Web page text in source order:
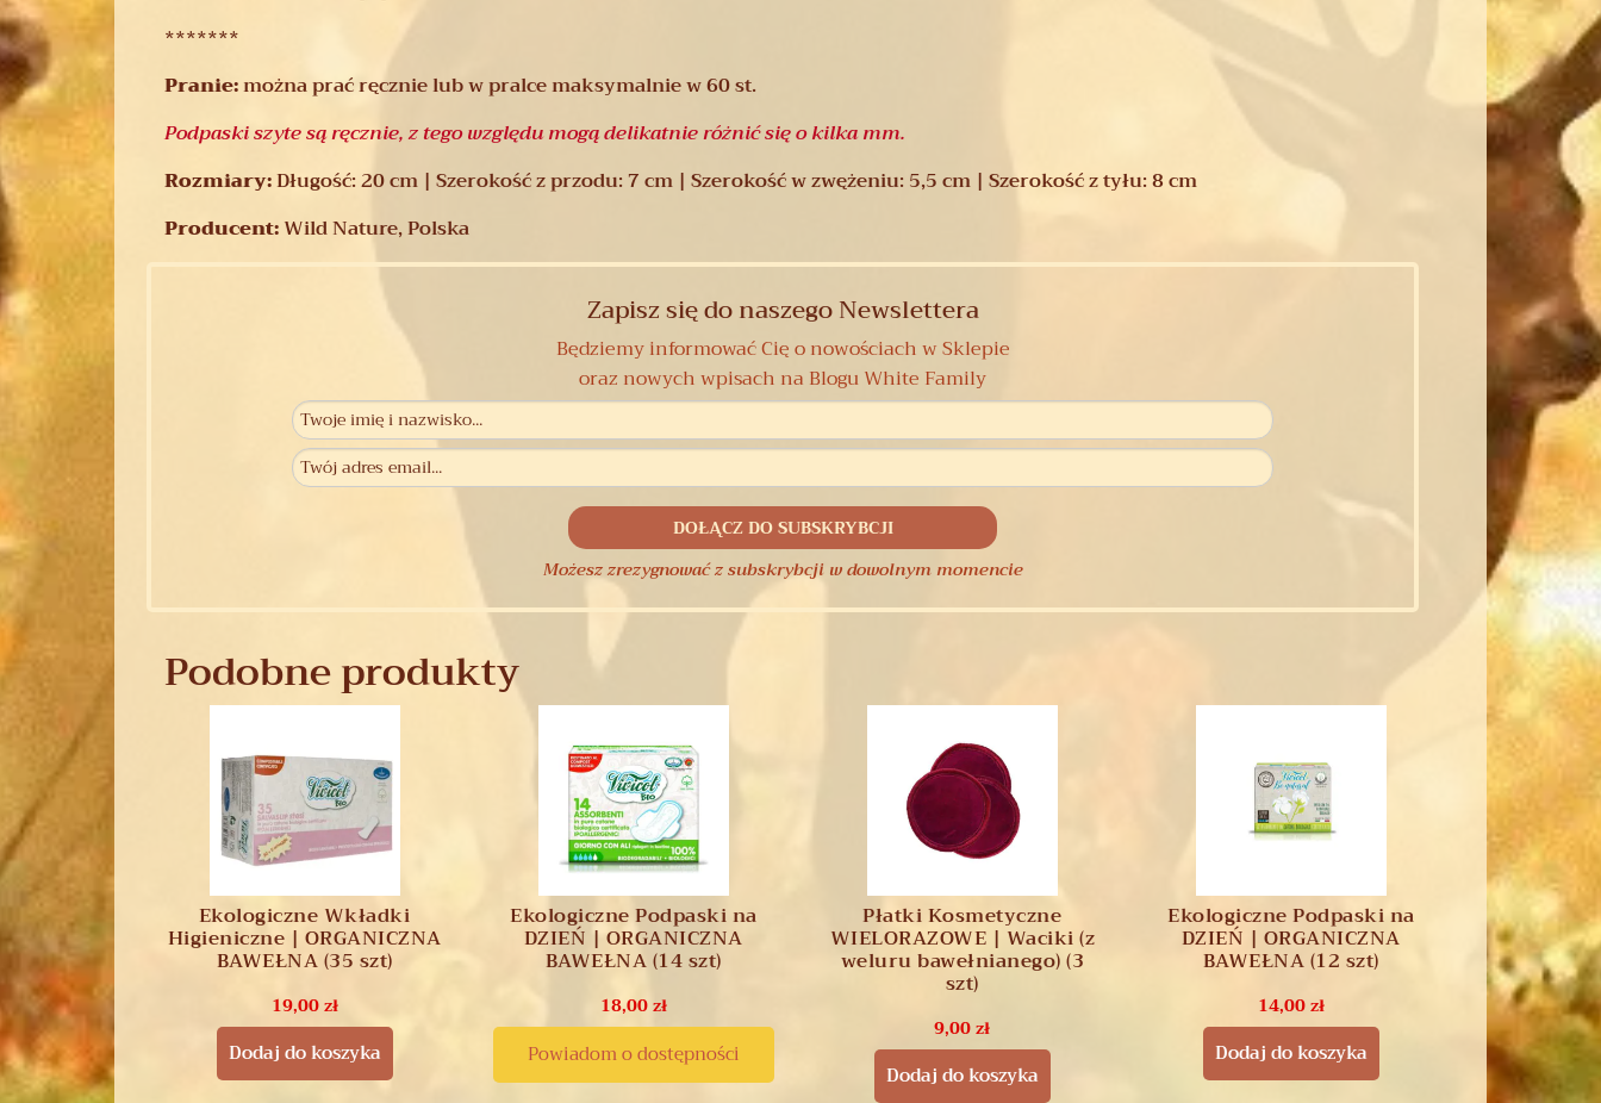
*******
Pranie:można prać ręcznie lub w pralce maksymalnie w 60 st.
Podpaski szyte są ręcznie, z tego względu mogą delikatnie różnić się o kilka mm.
Rozmiary:Długość: 20 cm | Szerokość z przodu: 7 cm | Szerokość w zwężeniu: 5,5 cm | Szerokość z tyłu: 8 cm
Producent:Wild Nature, Polska
Zapisz się do naszego Newslettera
Będziemy informować Cię o nowościach w Sklepie
oraz nowych wpisach na Blogu White Family
Możesz zrezygnować z subskrybcji w dowolnym momencie
Podobne produkty
Ekologiczne Wkładki
Higieniczne | ORGANICZNA
BAWEŁNA (35 szt)
19,00zł
Dodaj do koszyka
Ekologiczne Podpaski na
DZIEŃ | ORGANICZNA
BAWEŁNA (14 szt)
18,00zł
Powiadom o dostępności
Płatki Kosmetyczne
WIELORAZOWE | Waciki (z
weluru bawełnianego) (3
szt)
9,00zł
Dodaj do koszyka
Ekologiczne Podpaski na
DZIEŃ | ORGANICZNA
BAWEŁNA (12 szt)
14,00zł
Dodaj do koszyka